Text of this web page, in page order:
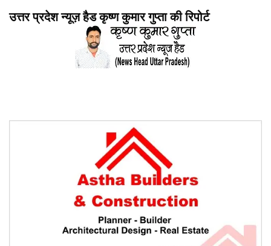
उत्तर प्रदेश न्यूज़ हैड कृष्ण कुमार गुप्ता की रिपोर्ट